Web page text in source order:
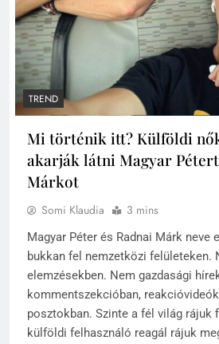
TREND
Mi történik itt? Külföldi
akarják látni Magyar
Márkot
Somi Klaudia 3 mins
Magyar Péter és Radnai Márk neve
bukkan fel nemzetközi felületeken.
elemzésekben. Nem gazdasági
kommentszekcióban,
posztokban. Szinte a fél világ rájuk
külföldi felhasználó reagál rájuk